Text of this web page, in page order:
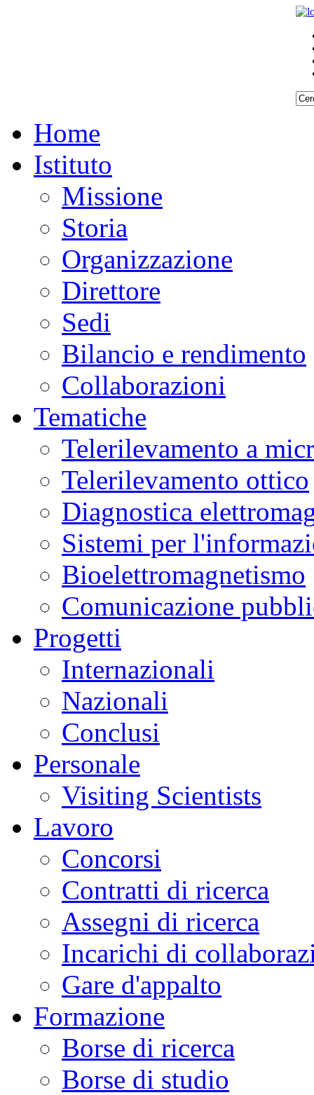
Home
Istituto
Missione
Storia
Organizzazione
Direttore
Sedi
Bilancio e rendimento
Collaborazioni
Tematiche
Telerilevamento a
Telerilevamento ottico
Diagnostica
Sistemi per
Bioelettromagnetismo
Comunicazione
Progetti
Internazionali
Nazionali
Conclusi
Personale
Visiting Scientists
Lavoro
Concorsi
Contratti di ricerca
Assegni di ricerca
Incarichi di
Gare d'appalto
Formazione
Borse di ricerca
Borse di studio